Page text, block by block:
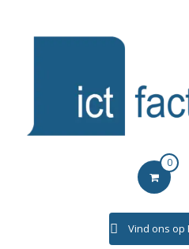
ICTFACTORY 0
Vind ons op